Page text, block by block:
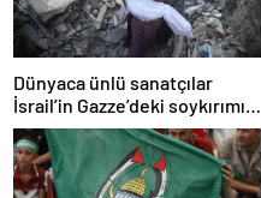
Dünyaca ünlü sanatçılar
İsrail’in Gazze’deki soykırımını
kınadı